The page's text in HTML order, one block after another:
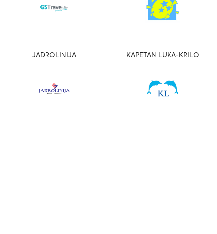
JADROLINIJA KAPETAN LUKA-KRILO